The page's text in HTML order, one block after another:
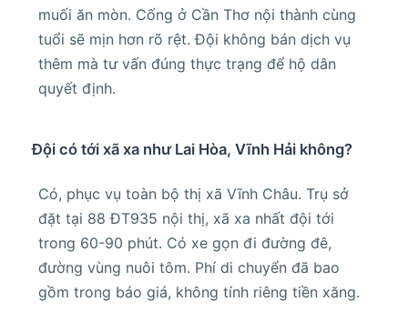
muối ăn mòn. Cống ở Cần Thơ nội thành cùng
tuổi sẽ mịn hơn rõ rệt. Đội không bán dịch vụ
thêm mà tư vấn đúng thực trạng để hộ dân
quyết định.
Đội có tới xã xa như Lai Hòa, Vĩnh Hải không?
Có, phục vụ toàn bộ thị xã Vĩnh Châu. Trụ sở
đặt tại 88 ĐT935 nội thị, xã xa nhất đội tới
trong 60-90 phút. Có xe gọn đi đường đê,
đường vùng nuôi tôm. Phí di chuyển đã bao
gồm trong báo giá, không tính riêng tiền xăng.